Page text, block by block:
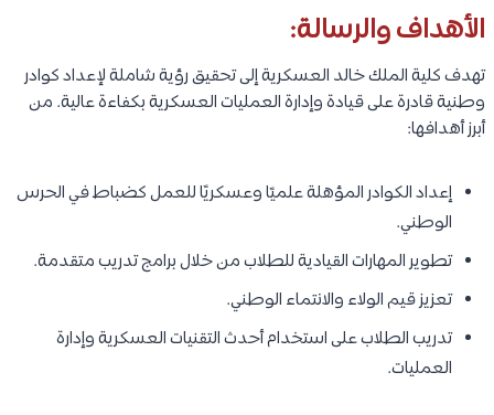
الأهداف والرسالة:
تهدف كلية الملك خالد العسكرية إلى تحقيق رؤية شاملة لإعداد كوادر
وطنية قادرة على قيادة وإدارة العمليات العسكرية بكفاءة عالية. من
أبرز أهدافها:
إعداد الكوادر المؤهلة علميًا وعسكريًا للعمل كضباط في الحرس
الوطني.
تطوير المهارات القيادية للطلاب من خلال برامج تدريب متقدمة.
تعزيز قيم الولاء والانتماء الوطني.
تدريب الطلاب على استخدام أحدث التقنيات العسكرية وإدارة
العمليات.